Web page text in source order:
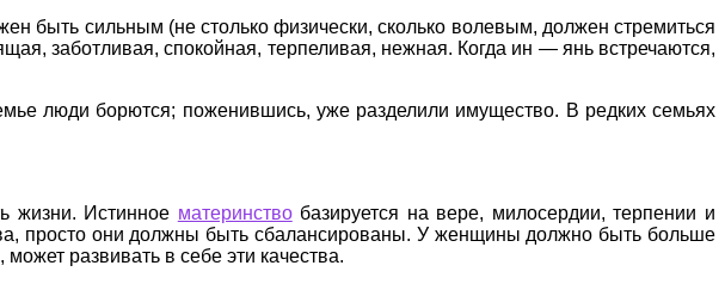
быть сильным (не столько физически, сколько волевым, должен стремиться
заботливая, спокойная, терпеливая, нежная. Когда ин — янь встречаются,
люди борются; поженившись, уже разделили имущество. В редких семьях
жизни. Истинное материнствобазируется на вере, милосердии, терпении и
просто они должны быть сбалансированы. У женщины должно быть больше
развивать в себе эти качества.